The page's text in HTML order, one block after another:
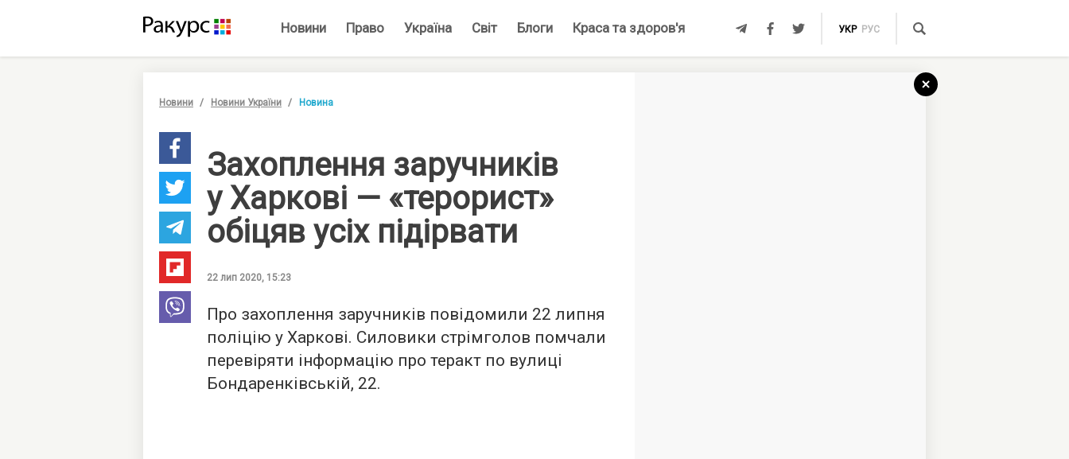
Новини Право Україна Світ Блоги Краса та здоров'я УКР РУС
Новини Новини України Новина
Захоплення заручників
у Харкові — «терорист»
обіцяв усіх підірвати
22 лип 2020, 15:23
Про захоплення заручників повідомили 22 липня
поліцію у Харкові. Силовики стрімголов помчали
перевіряти інформацію про теракт по вулиці
Бондаренківській, 22.